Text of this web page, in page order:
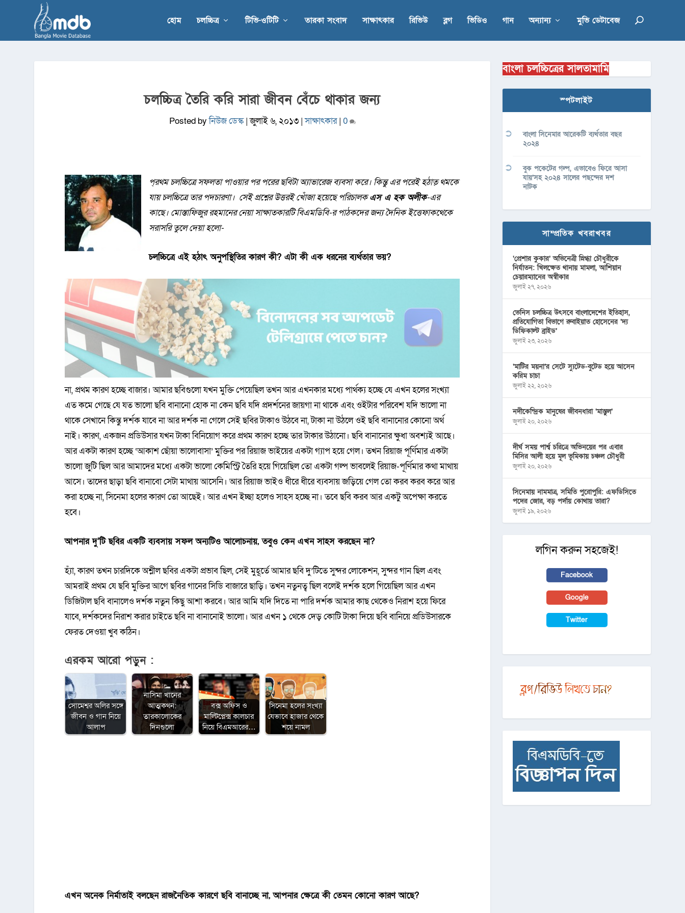
হোম চলচ্চিত্র টিভি-ওটিটি তারকা সংবাদ সাক্ষাৎকার রিভিউ ব্লগ ভিডিও গান অন্যান্য মুভি ডেটাবেজ
চলচ্চিত্র তৈরি করি সারা জীবন বেঁচে থাকার জন্য
Posted byনিউজ ডেস্ক|জুলাই ৬, ২০১৩|সাক্ষাৎকার| 0
প্রথম চলচ্চিত্রে সফলতা পাওয়ার পর পরের ছবিটা অ্যাভারেজ ব্যবসা করে। কিন্তু এর পরেই হঠাত্ থমকে
যায় চলচ্চিত্রে তার পদচারণা। সেই প্রশ্নের উত্তরই খোঁজা হয়েছে পরিচালকএস এ হক অলীক-এর
কাছে। মোস্তাফিজুর রহমানের নেয়া সাক্ষাতকারটি বিএমডিবি-র পাঠকদের জন্য দৈনিক ইত্তেফাকথেকে
সরাসরি তুলে দেয়া হলো-
চলচ্চিত্রে এই হঠাৎ অনুপস্থিতির কারণ কী? এটা কী এক ধরনের ব্যর্থতার ভয়?
না, প্রথম কারণ হচ্ছে বাজার। আমার ছবিগুলো যখন মুক্তি পেয়েছিল তখন আর এখনকার মধ্যে পার্থক্য হচ্ছে যে এখন হলের সংখ্যা
এত কমে গেছে যে যত ভালো ছবি বানানো হোক না কেন ছবি যদি প্রদর্শনের জায়গা না থাকে এবং ওইটার পরিবেশ যদি ভালো না
থাকে সেখানে কিন্তু দর্শক যাবে না আর দর্শক না গেলে সেই ছবির টাকাও উঠবে না, টাকা না উঠলে ওই ছবি বানানোর কোনো অর্থ
নাই। কারণ, একজন প্রডিউসার যখন টাকা বিনিয়োগ করে প্রথম কারণ হচ্ছে তার টাকার উঠানো। ছবি বানানোর ক্ষুধা অবশ্যই আছে।
আর একটা কারণ হচ্ছে ‘আকাশ ছোঁয়া ভালোবাসা’ মুক্তির পর রিয়াজ ভাইয়ের একটা গ্যাপ হয়ে গেল। তখন রিয়াজ পূর্ণিমার একটা
ভালো জুটি ছিল আর আমাদের মধ্যে একটা ভালো কেমিস্ট্রি তৈরি হয়ে গিয়েছিল তো একটা গল্প ভাবলেই রিয়াজ-পূর্ণিমার কথা মাথায়
আসে। তাদের ছাড়া ছবি বানাবো সেটা মাথায় আসেনি। আর রিয়াজ ভাইও ধীরে ধীরে ব্যবসায় জড়িয়ে গেল তো করব করব করে আর
করা হচ্ছে না, সিনেমা হলের কারণ তো আছেই। আর এখন ইচ্ছা হলেও সাহস হচ্ছে না। তবে ছবি করব আর একটু অপেক্ষা করতে
হবে।
আপনার দু’টি ছবির একটি ব্যবসায় সফল অন্যটিও আলোচনায়, তবুও কেন এখন সাহস করছেন না?
হ্যাঁ, কারণ তখন চারদিকে অশ্লীল ছবির একটা প্রভাব ছিল, সেই মুহূর্তে আমার ছবি দু’টিতে সুন্দর লোকেশন, সুন্দর গান ছিল এবং
আমরাই প্রথম যে ছবি মুক্তির আগে ছবির গানের সিডি বাজারে ছাড়ি। তখন নতুনত্ব ছিল বলেই দর্শক হলে গিয়েছিল আর এখন
ডিজিটাল ছবি বানালেও দর্শক নতুন কিছু আশা করবে। আর আমি যদি দিতে না পারি দর্শক আমার কাছ থেকেও নিরাশ হয়ে ফিরে
যাবে, দর্শকদের নিরাশ করার চাইতে ছবি না বানানোই ভালো। আর এখন ১ থেকে দেড় কোটি টাকা দিয়ে ছবি বানিয়ে প্রডিউসারকে
ফেরত দেওয়া খুব কঠিন।
এরকম আরো পড়ুন :
সোমেশ্বর অলির সঙ্গে
জীবন ও গান নিয়ে
আলাপ
নাসিমা খানের
আত্মকথন:
তারকালোকের
দিনগুলো
বক্স অফিস ও
মাল্টিপ্লেক্স কালচার
নিয়ে বিএমআরের…
সিনেমা হলের সংখ্যা
যেভাবে হাজার থেকে
শয়ে নামল
এখন অনেক নির্মাতাই বলছেন রাজনৈতিক কারণে ছবি বানাচ্ছে না, আপনার ক্ষেত্রে কী তেমন কোনো কারণ আছে?
বাংলা চলচ্চিত্রের সালতামামি
স্পটলাইট
বাংলা সিনেমার আরেকটি ব্যর্থতার বছর
২০২৪
বুক পকেটের গল্প, এভাবেও ফিরে আসা
যায়’সহ ২০২৪ সালের পছন্দের দশ
নাটক
সাম্প্রতিক খবরাখবর
‘প্রেশার কুকার’ অভিনেত্রী স্নিগ্ধা চৌধুরীকে
নির্যাতন: খিলক্ষেত থানায় মামলা, আশিয়ান
চেয়ারম্যানের অস্বীকার
জুলাই ২৭, ২০২৬
ভেনিস চলচ্চিত্র উৎসবে বাংলাদেশের ইতিহাস,
প্রতিযোগিতা বিভাগে রুবাইয়াত হোসেনের ‘দ্য
ডিফিকাল্ট ব্রাইড’
জুলাই ২৩, ২০২৬
‘মাটির ময়না’র সেটে স্যুটেড-বুটেড হয়ে আসেন
করিম চাচা
জুলাই ২২, ২০২৬
নদীকেন্দ্রিক মানুষের জীবনধারা ‘মাস্তুল’
জুলাই ২০, ২০২৬
দীর্ঘ সময় পার্শ্ব চরিত্রে অভিনয়ের পর এবার
মিসির আলী হয়ে মূল ভূমিকায় চঞ্চল চৌধুরী
জুলাই ২০, ২০২৬
সিনেমায় নামমাত্র, সমিতি পুরোপুরি: এফডিসিতে
পদের জোর, বড় পর্দায় কোথায় তারা?
জুলাই ১৯, ২০২৬
লগিন করুন সহজেই!
Facebook
Google
Twitter